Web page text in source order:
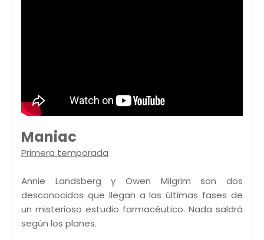
Maniac
Primera temporada
Annie Landsberg y Owen Milgrim son dos
desconocidos que llegan a las últimas fases de
un misterioso estudio farmacéutico. Nada saldrá
según los planes.